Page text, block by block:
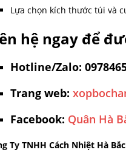
Lựa chọn kích thước túi và
hệ ngay để
Hotline/Zalo:
Trang web:
Facebook: Quân Hà
Ty TNHH Cách Nhiệt Hà Bắc